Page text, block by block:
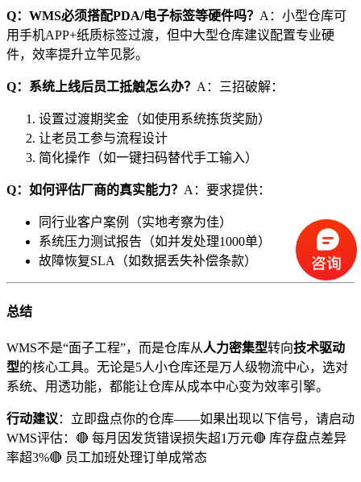
​Q：WMS必须搭配PDA/电子标签等硬件吗？​ ​A：小型仓库可
用手机APP+纸质标签过渡，但中大型仓库建议配置专业硬
件，效率提升立竿见影。
​Q：系统上线后员工抵触怎么办？​ ​A：三招破解：
设置过渡期奖金（如使用系统拣货奖励）
让老员工参与流程设计
简化操作（如一键扫码替代手工输入）
​Q：如何评估厂商的真实能力？​ ​A：要求提供：
同行业客户案例（实地考察为佳）
系统压力测试报告（如并发处理1000单）
故障恢复SLA（如数据丢失补偿条款）
​总结​
WMS不是“面子工程”，而是仓库从​​人力密集型​​转向​​技术驱动
型​​的核心工具。无论是5人小仓库还是万人级物流中心，选对
系统、用透功能，都能让仓库从成本中心变为效率引擎。
​行动建议​ ​：立即盘点你的仓库——如果出现以下信号，请启动
WMS评估：🔴 每月因发货错误损失超1万元🔴 库存盘点差异
率超3%🔴 员工加班处理订单成常态